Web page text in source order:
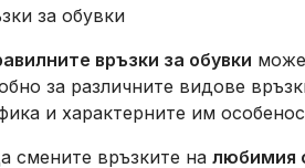
връзки за обувки
за различните видове
и характерните им
смените връзките на любимия